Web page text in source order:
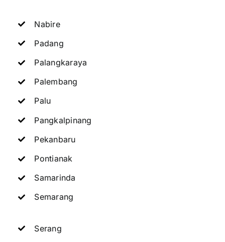
Nabire
Padang
Palangkaraya
Palembang
Palu
Pangkalpinang
Pekanbaru
Pontianak
Samarinda
Semarang
Serang